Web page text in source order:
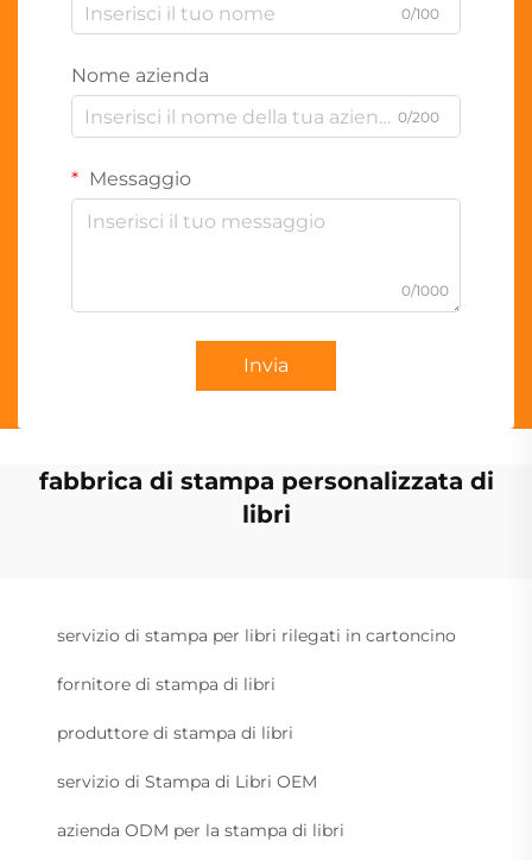
0/100
Nome azienda
0/200
Messaggio
0/1000
Invia
fabbrica di stampa personalizzata di
libri
servizio di stampa per libri rilegati in cartoncino
fornitore di stampa di libri
produttore di stampa di libri
servizio di Stampa di Libri OEM
azienda ODM per la stampa di libri